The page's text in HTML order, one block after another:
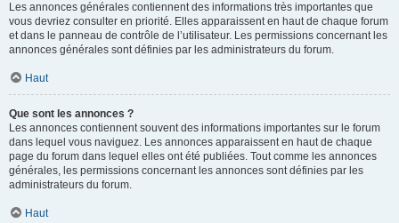
Les annonces générales contiennent des informations très importantes que
vous devriez consulter en priorité. Elles apparaissent en haut de chaque forum
et dans le panneau de contrôle de l’utilisateur. Les permissions concernant les
annonces générales sont définies par les administrateurs du forum.
Haut
Que sont les annonces ?
Les annonces contiennent souvent des informations importantes sur le forum
dans lequel vous naviguez. Les annonces apparaissent en haut de chaque
page du forum dans lequel elles ont été publiées. Tout comme les annonces
générales, les permissions concernant les annonces sont définies par les
administrateurs du forum.
Haut